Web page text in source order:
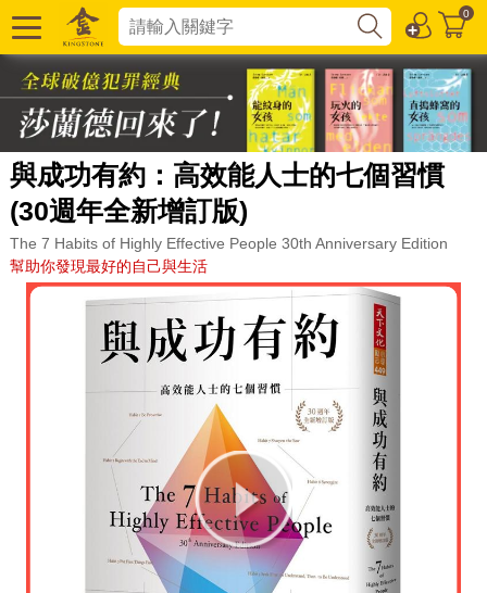
0
與成功有約：高效能人士的七個習慣
(30週年全新增訂版)
The 7 Habits of Highly Effective People 30th Anniversary Edition
幫助你發現最好的自己與生活